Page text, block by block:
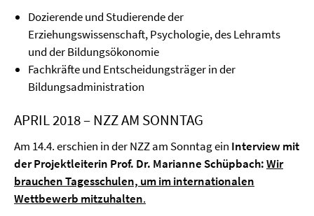
Dozierende und Studierende der
Erziehungswissenschaft, Psychologie, des Lehramts
und der Bildungsökonomie
Fachkräfte und Entscheidungsträger in der
Bildungsadministration
APRIL 2018 – NZZ AM SONNTAG
Am 14.4. erschien in der NZZ am Sonntag ein Interview mit
der Projektleiterin Prof. Dr. Marianne Schüpbach:Wir
brauchen Tagesschulen, um im internationalen
Wettbewerb mitzuhalten.